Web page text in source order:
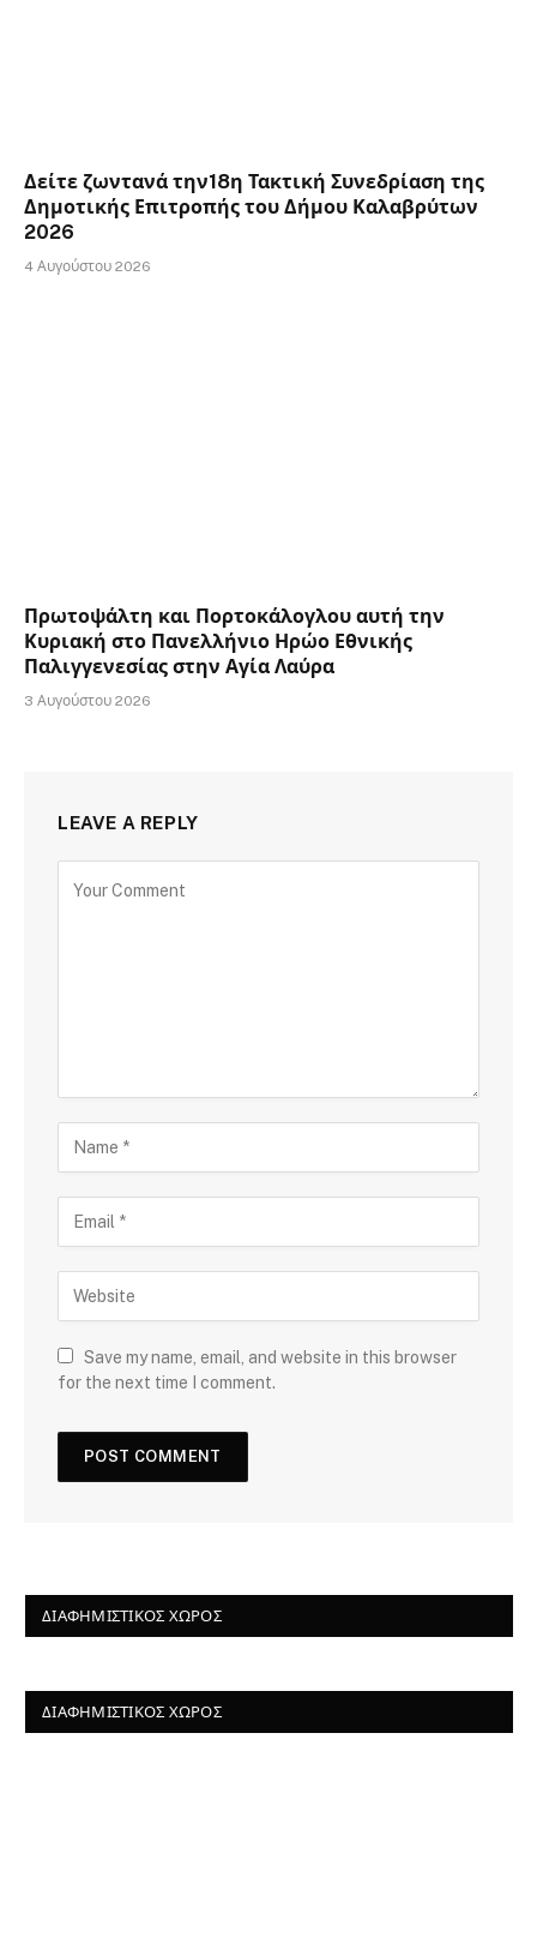
Δείτε ζωντανά την18η Τακτική Συνεδρίαση της
Δημοτικής Επιτροπής του Δήμου Καλαβρύτων
2026
4 Αυγούστου 2026
Πρωτοψάλτη και Πορτοκάλογλου αυτή την
Κυριακή στο Πανελλήνιο Ηρώο Εθνικής
Παλιγγενεσίας στην Αγία Λαύρα
3 Αυγούστου 2026
LEAVE A REPLY
Save my name, email, and website in this browser
for the next time I comment.
ΔΙΑΦΗΜΙΣΤΙΚΌΣ ΧΏΡΟΣ
ΔΙΑΦΗΜΙΣΤΙΚΌΣ ΧΏΡΟΣ